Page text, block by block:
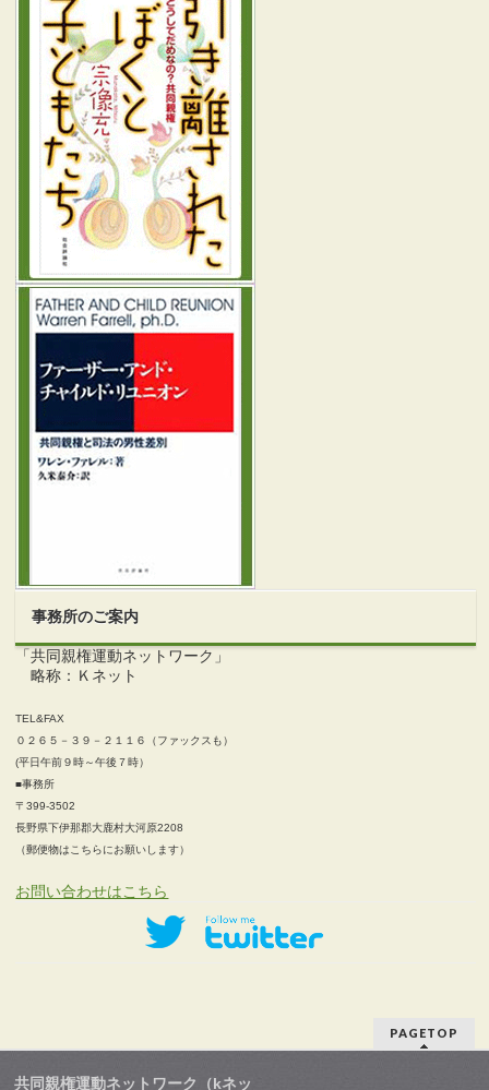
事務所のご案内
「共同親権運動ネットワーク」
略称：Ｋネット
TEL&FAX
０２６５－３９－２１１６（ファックスも）
(平日午前９時～午後７時）
■事務所
〒399-3502
長野県下伊那郡大鹿村大河原2208
（郵便物はこちらにお願いします）
お問い合わせはこちら
PAGETOP
共同親権運動ネットワーク（kネッ